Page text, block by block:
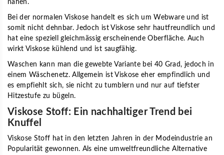
nähen.
Bei der normalen Viskose handelt es sich um Webware und ist
somit nicht dehnbar. Jedoch ist Viskose sehr hautfreundlich und
hat eine speziell gleichmässig erscheinende Oberfläche. Auch
wirkt Viskose kühlend und ist saugfähig.
Waschen kann man die gewebte Variante bei 40 Grad, jedoch in
einem Wäschenetz. Allgemein ist Viskose eher empfindlich und
es empfiehlt sich, sie nicht zu tumblern und nur auf tiefster
Hitzestufe zu bügeln.
Viskose Stoff: Ein nachhaltiger Trend bei
Knuffel
Viskose Stoff hat in den letzten Jahren in der Modeindustrie an
Popularität gewonnen. Als eine umweltfreundliche Alternative